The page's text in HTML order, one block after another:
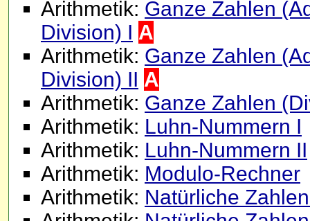
Arithmetik: Ganze Zahlen
Division) I A
Arithmetik: Ganze Zahlen
Division) II A
Arithmetik: Ganze Zahlen
Arithmetik: Luhn-Nummern I
Arithmetik: Luhn-Nummern II
Arithmetik: Modulo-Rechner
Arithmetik: Natürliche